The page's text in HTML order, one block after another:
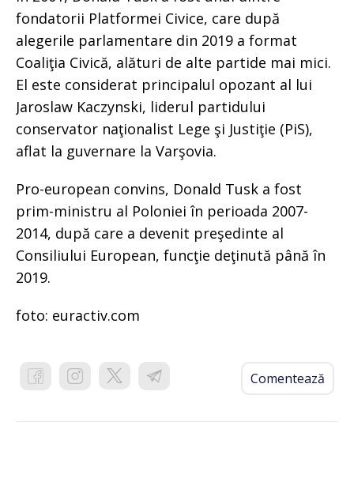
fondatorii Platformei Civice, care după
alegerile parlamentare din 2019 a format
Coaliţia Civică, alături de alte partide mai mici.
El este considerat principalul opozant al lui
Jaroslaw Kaczynski, liderul partidului
conservator naţionalist Lege şi Justiţie (PiS),
aflat la guvernare la Varşovia.
Pro-european convins, Donald Tusk a fost
prim-ministru al Poloniei în perioada 2007-
2014, după care a devenit preşedinte al
Consiliului European, funcţie deţinută până în
2019.
foto: euractiv.com
Comentează